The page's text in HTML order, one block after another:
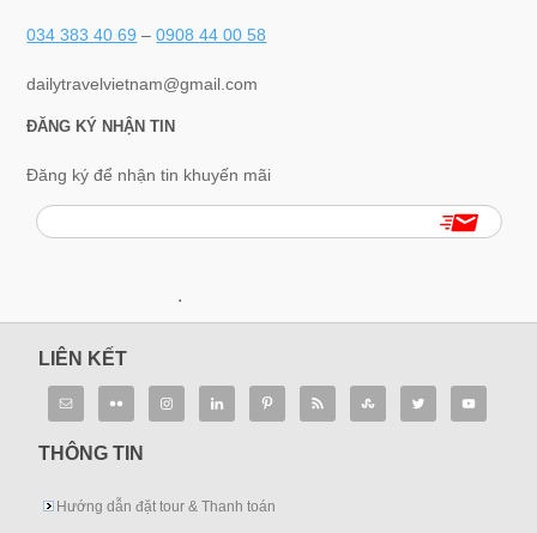
034 383 40 69 –0908 44 00 58
dailytravelvietnam@gmail.com
ĐĂNG KÝ NHẬN TIN
Đăng ký để nhận tin khuyến mãi
.
LIÊN KẾT
THÔNG TIN
Hướng dẫn đặt tour & Thanh toán